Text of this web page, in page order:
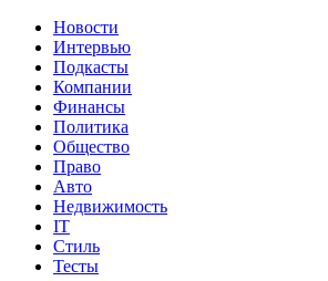
Новости
Интервью
Подкасты
Компании
Финансы
Политика
Общество
Право
Авто
Недвижимость
IT
Стиль
Тесты